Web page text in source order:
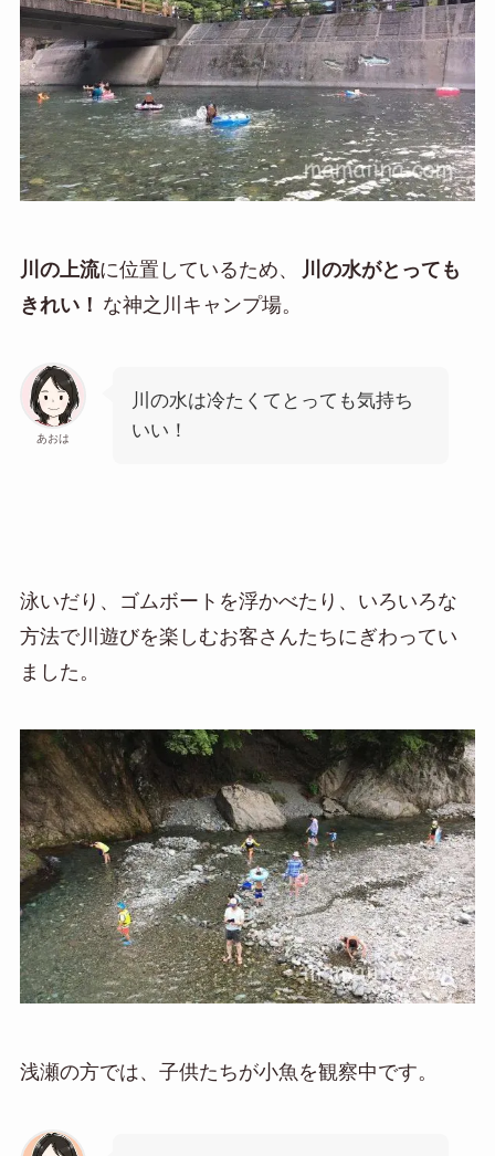
川の上流に位置しているため、
川の水がとっても
きれい！ な神之川キャンプ場。
あおは
川の水は冷たくてとっても気持ち
いい！
泳いだり、ゴムボートを浮かべたり、いろいろな
方法で川遊びを楽しむお客さんたちにぎわってい
ました。
浅瀬の方では、子供たちが小魚を観察中です。